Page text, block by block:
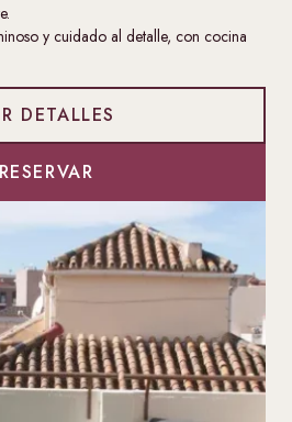
y cuidado al detalle, con cocina
DETALLES
RESERVAR